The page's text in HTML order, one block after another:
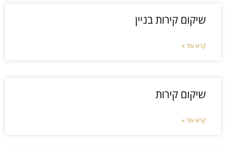
שיקום קירות בניין
קרא עוד »
שיקום קירות
קרא עוד »